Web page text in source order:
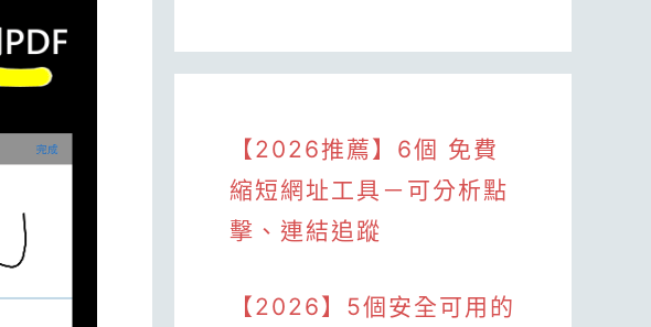
【2026推薦】6個 免費
縮短網址工具－可分析點
擊、連結追蹤
【2026】5個安全可用的